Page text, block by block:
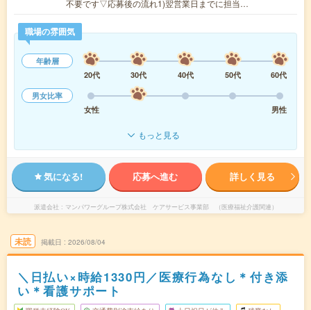
不要です▽応募後の流れ1)翌営業日までに担当…
職場の雰囲気
年齢層
20代
30代 40代 50代
60代
男女比率
女性
男性
もっと見る
気になる! 応募へ進む 詳しく見る
派遣会社 マンパワーグループ株式会社 ケアサービス事業部 （医療福祉介護関連）
未読 掲載日 2026/08/04
＼日払い×時給1330円／医療行為なし＊付き添
い＊看護サポート